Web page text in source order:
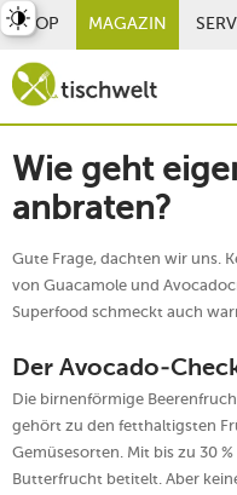
SHOP MAGAZIN
Wie geht
anbraten?
Gute Frage, dachten wir uns.
von Guacamole und
Superfood schmeckt auch
Der Avocado-
Die birnenförmige
gehört zu den fetthaltigsten
Gemüsesorten. Mit bis zu 30
Butterfrucht betitelt. Aber
umschalten